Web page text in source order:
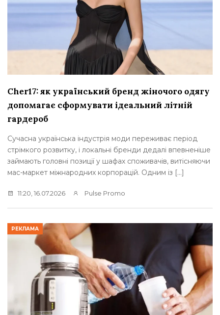
Cher17: як український бренд жіночого одягу
допомагає сформувати ідеальний літній
гардероб
Сучасна українська індустрія моди переживає період
стрімкого розвитку, і локальні бренди дедалі впевненіше
займають головні позиції у шафах споживачів, витісняючи
мас-маркет міжнародних корпорацій. Одним із […]
11:20, 16.07.2026 Pulse Promo
РЕКЛАМА